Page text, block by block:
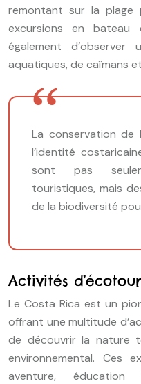
remontant sur la plage
excursions en bateau
également d’observer
aquatiques, de caïmans
La conservation
l’identité
sont pas
touristiques, mais
de la biodiversité
Activités
Le Costa Rica est un
offrant une multitude
de découvrir la nature
environnemental. Ces
aventure,